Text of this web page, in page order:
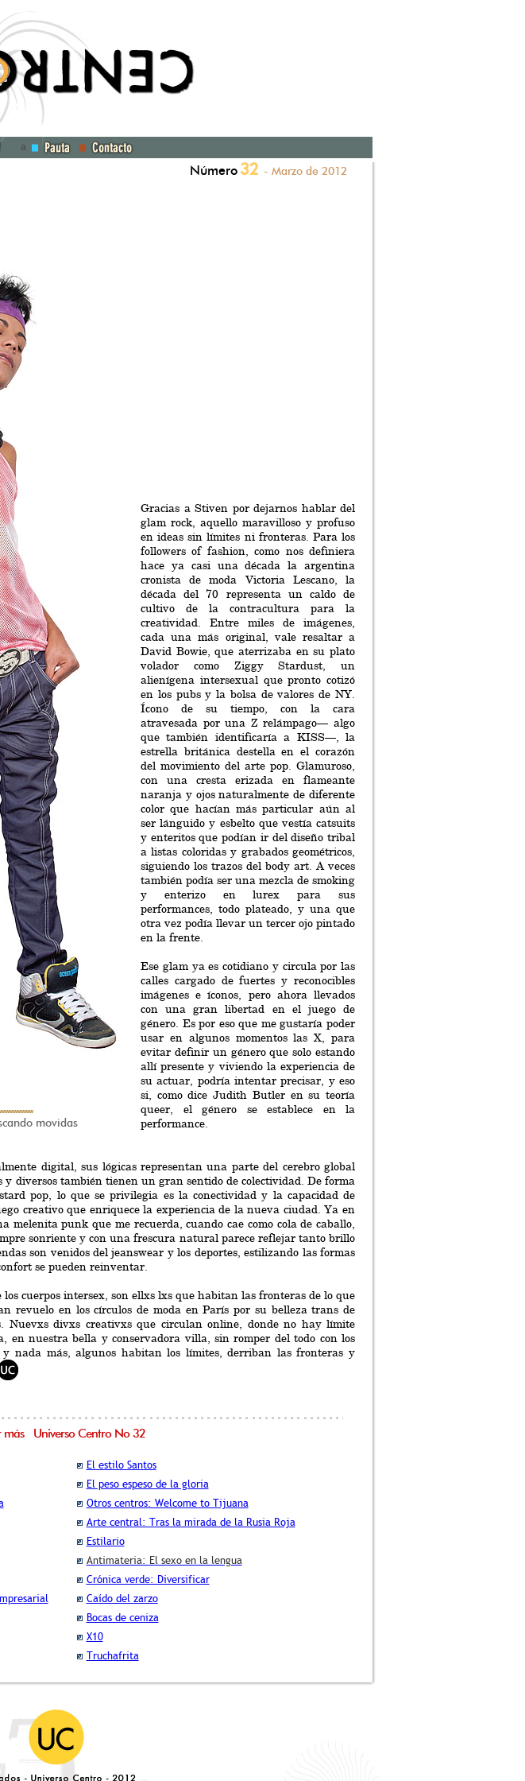
a
Número 32 - Marzo de 2012
movidas
Gracias a Stiven por dejarnos hablar del
glam rock, aquello maravilloso y profuso
en ideas sin límites ni fronteras. Para los
followers of fashion, como nos definiera
hace ya casi una década la argentina
cronista de moda Victoria Lescano, la
década del 70 representa un caldo de
cultivo de la contracultura para la
creatividad. Entre miles de imágenes,
cada una más original, vale resaltar a
David Bowie, que aterrizaba en su plato
volador como Ziggy Stardust, un
alienígena intersexual que pronto cotizó
en los pubs y la bolsa de valores de NY.
Ícono de su tiempo, con la cara
atravesada por una Z relámpago— algo
que también identificaría a KISS—, la
estrella británica destella en el corazón
del movimiento del arte pop. Glamuroso,
con una cresta erizada en flameante
naranja y ojos naturalmente de diferente
color que hacían más particular aún al
ser lánguido y esbelto que vestía catsuits
y enteritos que podían ir del diseño tribal
a listas coloridas y grabados geométricos,
siguiendo los trazos del body art. A veces
también podía ser una mezcla de smoking
y enterizo en lurex para sus
performances, todo plateado, y una que
otra vez podía llevar un tercer ojo pintado
en la frente.
Ese glam ya es cotidiano y circula por las
calles cargado de fuertes y reconocibles
imágenes e íconos, pero ahora llevados
con una gran libertad en el juego de
género. Es por eso que me gustaría poder
usar en algunos momentos las X, para
evitar definir un género que solo estando
allí presente y viviendo la experiencia de
su actuar, podría intentar precisar, y eso
si, como dice Judith Butler en su teoría
queer, el género se establece en la
performance.
digital, sus lógicas representan una parte del cerebro global
y diversos también tienen un gran sentido de colectividad. De forma
pop, lo que se privilegia es la conectividad y la capacidad de
creativo que enriquece la experiencia de la nueva ciudad. Ya en
melenita punk que me recuerda, cuando cae como cola de caballo,
sonriente y con una frescura natural parece reflejar tanto brillo
son venidos del jeanswear y los deportes, estilizando las formas
se pueden reinventar.
cuerpos intersex, son ellxs lxs que habitan las fronteras de lo que
revuelo en los círculos de moda en París por su belleza trans de
Nuevxs divxs creativxs que circulan online, donde no hay límite
nuestra bella y conservadora villa, sin romper del todo con los
y nada más, algunos habitan los límites, derriban las fronteras y
más Universo Centro No 32
El estilo Santos
El peso espeso de la gloria
Otros centros: Welcome to Tijuana
Arte central: Tras la mirada de la Rusia Roja
Estilario
Antimateria: El sexo en la lengua
Crónica verde: Diversificar
Caído del zarzo
Bocas de ceniza
X10
Truchafrita